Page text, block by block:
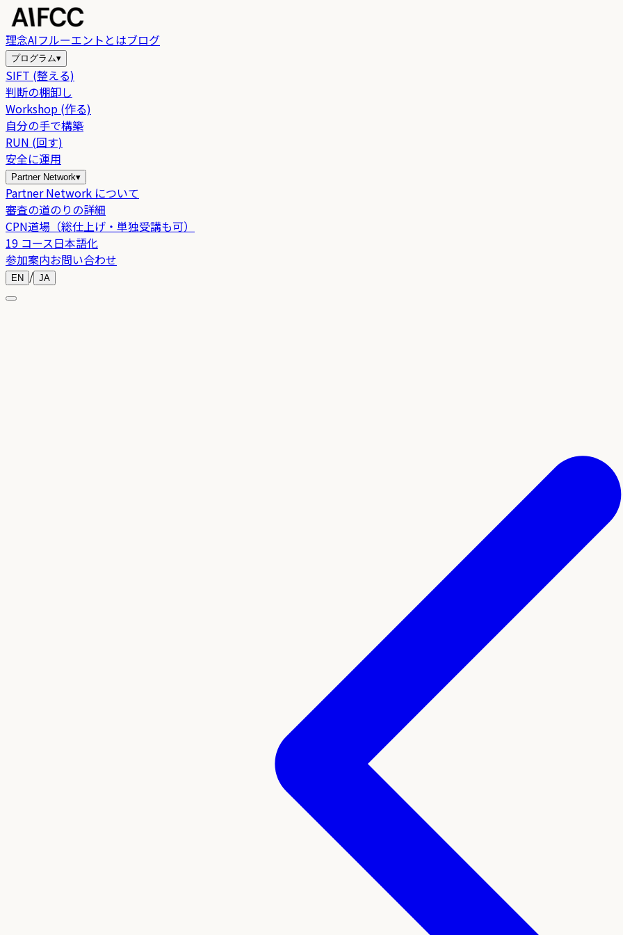
理念AIフルーエントとはブログ
プログラム▾
SIFT (整える)
判断の棚卸し
Workshop (作る)
自分の手で構築
RUN (回す)
安全に運用
Partner Network▾
Partner Network について
審査の道のりの詳細
CPN道場（総仕上げ・単独受講も可）
19 コース日本語化
参加案内お問い合わせ
EN / JA